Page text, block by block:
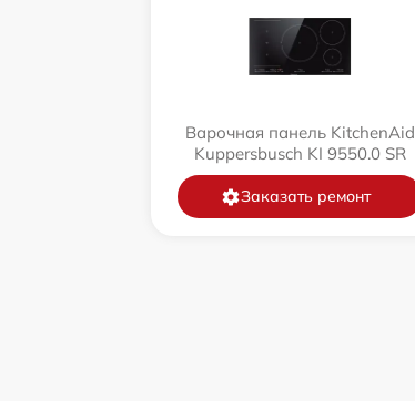
Варочная панель KitchenAid
Kuppersbusch KI 9550.0 SR
Заказать ремонт